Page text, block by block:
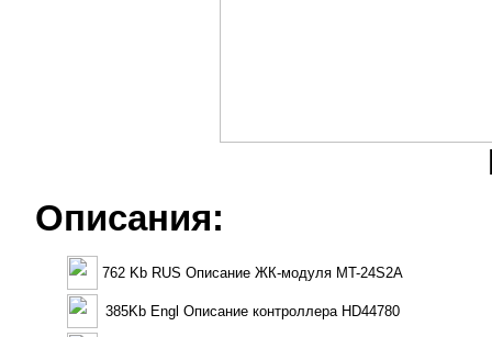
Описания:
762 Kb RUS Описание ЖК-модуля MT-24S2A
385Kb Engl Описание контроллера HD44780